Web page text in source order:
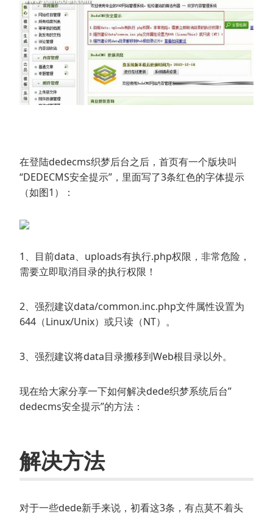
在登陆dedecms织梦后台之后，首页有一个版块叫
“DEDECMS安全提示”，里面写了3条红色的字体提示
（如图1）：
1、目前data、uploads有执行.php权限，非常危险，
需要立即取消目录的执行权限！
2、强烈建议data/common.inc.php文件属性设置为
644（Linux/Unix）或只读（NT）。
3、强烈建议将data目录搬移到Web根目录以外。
现在给大家分享一下如何解决dede织梦系统后台”
dedecms安全提示”的方法：
解决方法
对于一些dede新手来说，初看这3条，有点莫不着头